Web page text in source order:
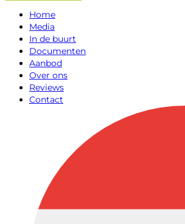
Home
Media
In de buurt
Documenten
Aanbod
Over ons
Reviews
Contact